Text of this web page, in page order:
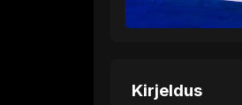
Kirjeldus